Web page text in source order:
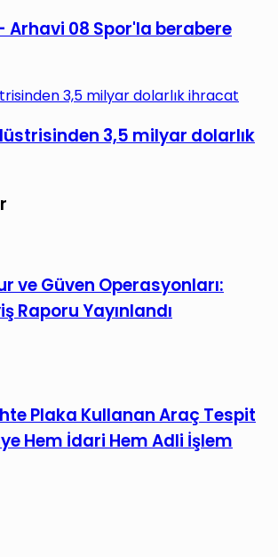
Arhavi 08 Spor'la berabere
3,5 milyar dolarlık ihracat
3,5 milyar dolarlık
ve Güven Operasyonları:
Raporu Yayınlandı
Plaka Kullanan Araç Tespit
Hem İdari Hem Adli İşlem